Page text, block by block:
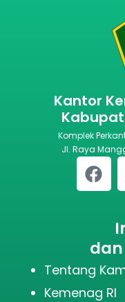
Kantor
Komplek
Jl. Raya
Tentang
Kemenag RI